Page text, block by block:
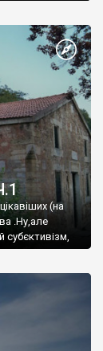
(на
.Ну,але